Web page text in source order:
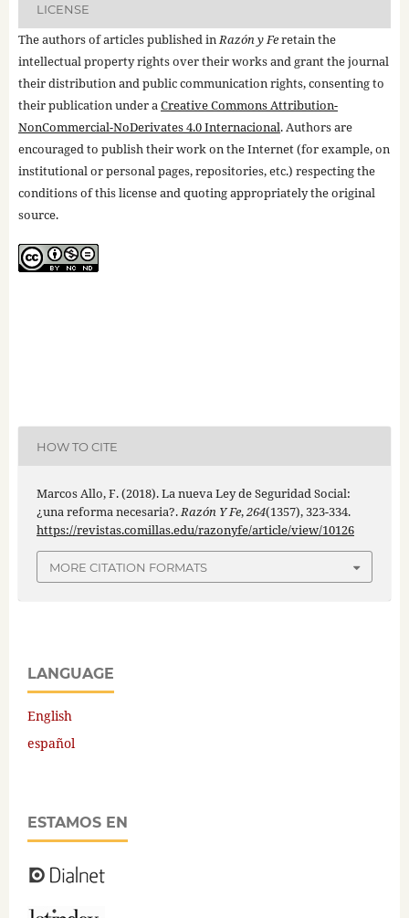
LICENSE
The authors of articles published inRazón y Feretain the
intellectual property rights over their works and grant the journal
their distribution and public communication rights, consenting to
their publication under aCreative Commons Attribution-
NonCommercial-NoDerivates 4.0 Internacional. Authors are
encouraged to publish their work on the Internet (for example, on
institutional or personal pages, repositories, etc.) respecting the
conditions of this license and quoting appropriately the original
source.
HOW TO CITE
Marcos Allo, F. (2018). La nueva Ley de Seguridad Social:
¿una reforma necesaria?.Razón Y Fe,264(1357), 323-334.
https://revistas.comillas.edu/razonyfe/article/view/10126
MORE CITATION FORMATS
LANGUAGE
English
español
ESTAMOS EN